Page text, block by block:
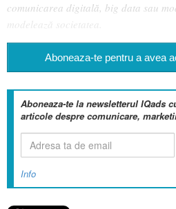
comunicarea digitală, big data sau
modelează societatea.
Aboneaza-te pentru a avea
Aboneaza-te la newsletterul IQads
articole despre comunicare,
Info